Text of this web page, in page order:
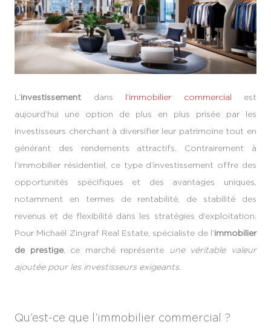
L’investissement dans l’immobilier commercial est
aujourd’hui une option de plus en plus prisée par les
investisseurs cherchant à diversifier leur patrimoine tout en
générant des rendements attractifs. Contrairement à
l’immobilier résidentiel, ce type d’investissement offre des
opportunités spécifiques et des avantages uniques,
notamment en termes de rentabilité, de stabilité des
revenus et de flexibilité dans les stratégies d’exploitation.
Pour Michaël Zingraf Real Estate, spécialiste de l’immobilier
de prestige, ce marché représente une véritable valeur
ajoutée pour les investisseurs exigeants.
Qu’est-ce que l’immobilier commercial ?